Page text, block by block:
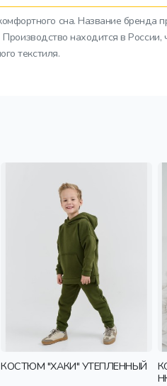
сна. Название бренда
находится в России,
текстиля.
КОСТЮМ "ХАКИ" УТЕПЛЕННЫЙ